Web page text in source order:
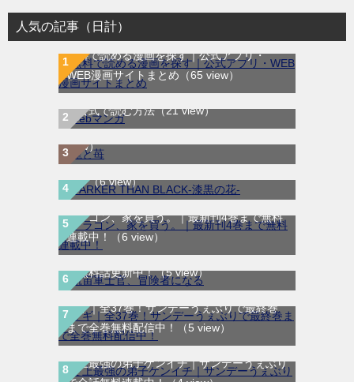
人気の記事（日計）
無料で読める漫画を探す｜公式アプリ・
WEB漫画サイトまとめ （65 view）
WEB漫画サイト一覧｜ブラウザで無料漫画
を公式で読む方法（21 view）
龍と苺｜最新刊第4巻！全巻無料で読める公
式マンガアプリ＿サンデーうぇぶり（8
view）
DARKER THAN BLACK-漆黒の花-｜全4巻完
結！マンガUP!で最終巻まで全巻無料配信
中！（6 view）
ドラゴン、家を買う。｜最新刊4巻まで無料
連載中！
（6 view）
航宙軍士官、冒険者になる｜最新刊第6巻！
第5巻まで無料で読めるマンガアプリ！※順
次無料話更新中！（5 view）
マギ｜全37巻！サンデーうぇぶりで最終巻
まで全巻無料配信中！
（5 view）
史上最強の弟子ケンイチ｜サンデーうぇぶり